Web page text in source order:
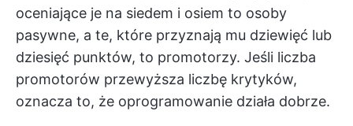
oceniające je na siedem i osiem to osoby
pasywne, a te, które przyznają mu dziewięć lub
dziesięć punktów, to promotorzy. Jeśli liczba
promotorów przewyższa liczbę krytyków,
oznacza to, że oprogramowanie działa dobrze.